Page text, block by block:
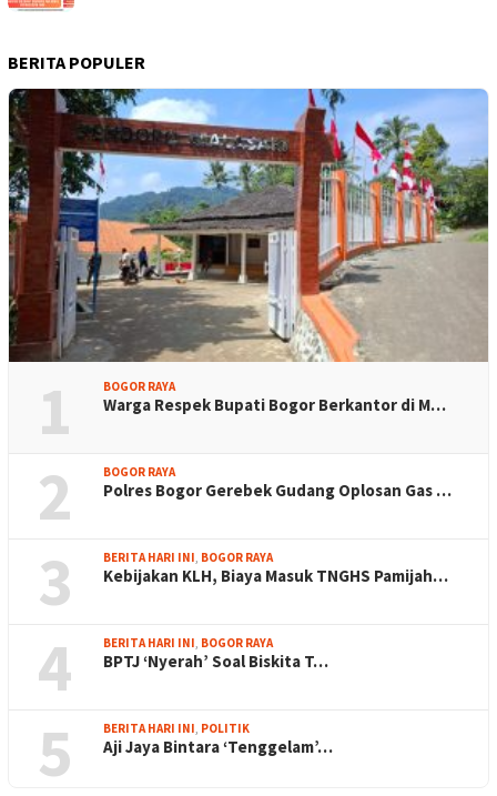
BERITA POPULER
1 BOGOR RAYA
Warga Respek Bupati Bogor Berkantor di M…
2 BOGOR RAYA
Polres Bogor Gerebek Gudang Oplosan Gas …
3 BERITA HARI INI, BOGOR RAYA
Kebijakan KLH, Biaya Masuk TNGHS Pamijah…
4 BERITA HARI INI, BOGOR RAYA
BPTJ ‘Nyerah’ Soal Biskita T…
5 BERITA HARI INI, POLITIK
Aji Jaya Bintara ‘Tenggelam’…